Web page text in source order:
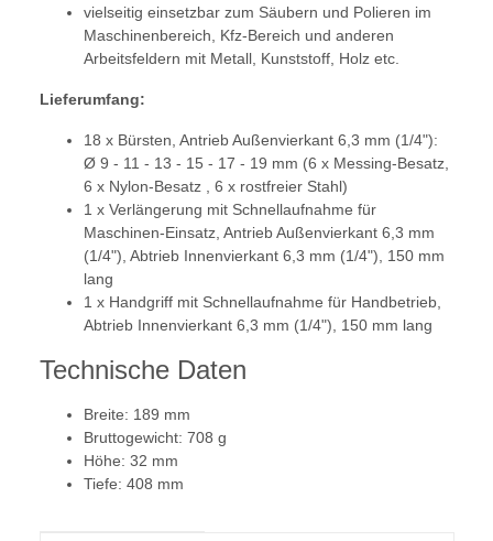
vielseitig einsetzbar zum Säubern und Polieren im
Maschinenbereich, Kfz-Bereich und anderen
Arbeitsfeldern mit Metall, Kunststoff, Holz etc.
Lieferumfang:
18 x Bürsten, Antrieb Außenvierkant 6,3 mm (1/4"):
Ø 9 - 11 - 13 - 15 - 17 - 19 mm (6 x Messing-Besatz,
6 x Nylon-Besatz , 6 x rostfreier Stahl)
1 x Verlängerung mit Schnellaufnahme für
Maschinen-Einsatz, Antrieb Außenvierkant 6,3 mm
(1/4"), Abtrieb Innenvierkant 6,3 mm (1/4"), 150 mm
lang
1 x Handgriff mit Schnellaufnahme für Handbetrieb,
Abtrieb Innenvierkant 6,3 mm (1/4"), 150 mm lang
Technische Daten
Breite: 189 mm
Bruttogewicht: 708 g
Höhe: 32 mm
Tiefe: 408 mm